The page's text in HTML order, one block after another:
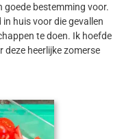
goede bestemming voor.
huis voor die gevallen
te doen. Ik hoefde
deze heerlijke zomerse